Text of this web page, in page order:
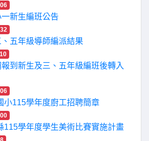
新生編班公告
五年級導師編派結果
到新生及三、五年級編班後轉入
小115學年度廚工招聘簡章
115學年度學生美術比賽實施計畫